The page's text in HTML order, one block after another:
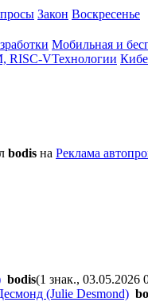
Закон Воскресенье
Мобильная и
RISC-VТехнологии
bodis на Реклама
bodis(1 знак., 03.05.2026
(Julie Desmond)